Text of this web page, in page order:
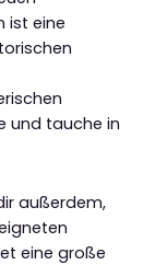
ist eine
und tauche in
außerdem,
eine große